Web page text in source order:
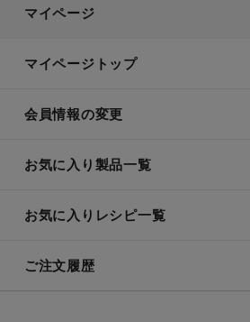
マイページ
マイページトップ
会員情報の変更
お気に入り製品一覧
お気に入りレシピ一覧
ご注文履歴